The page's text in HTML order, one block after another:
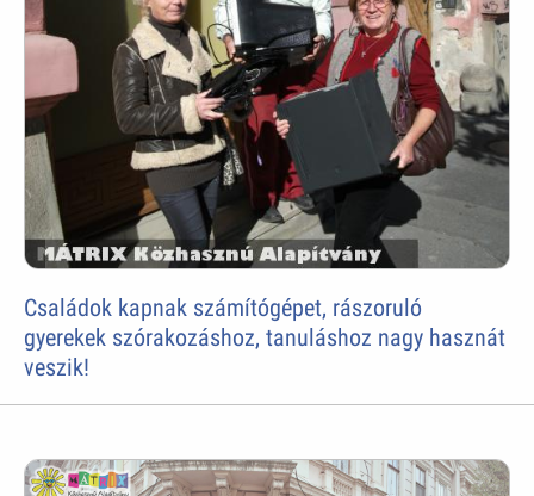
Családok kapnak számítógépet, rászoruló
gyerekek szórakozáshoz, tanuláshoz nagy hasznát
veszik!